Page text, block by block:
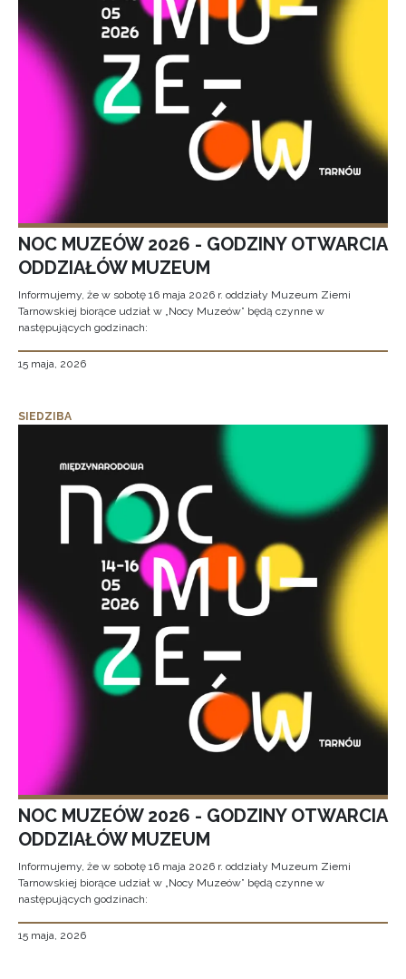
NOC MUZEÓW 2026 - GODZINY OTWARCIA
ODDZIAŁÓW MUZEUM
Informujemy, że w sobotę 16 maja 2026 r. oddziały Muzeum Ziemi
Tarnowskiej biorące udział w „Nocy Muzeów” będą czynne w
następujących godzinach:
15 maja, 2026
SIEDZIBA
NOC MUZEÓW 2026 - GODZINY OTWARCIA
ODDZIAŁÓW MUZEUM
Informujemy, że w sobotę 16 maja 2026 r. oddziały Muzeum Ziemi
Tarnowskiej biorące udział w „Nocy Muzeów” będą czynne w
następujących godzinach:
15 maja, 2026